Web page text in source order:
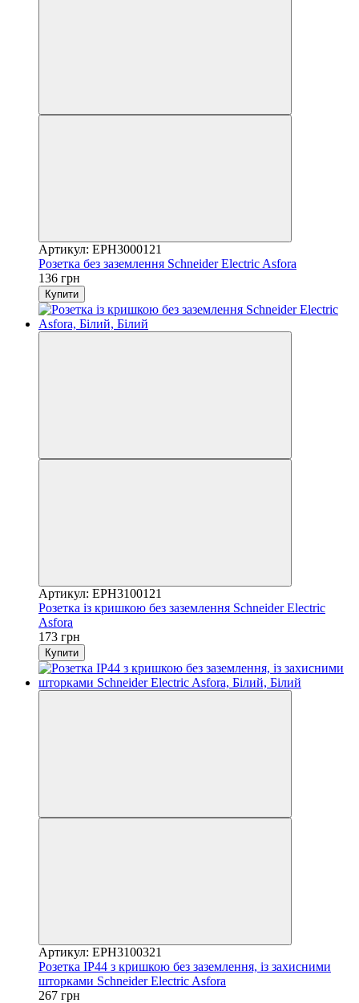
Артикул: EPH3000121
Розетка без заземлення Schneider Electric Asfora
136 грн
Купити
Артикул: EPH3100121
Розетка із кришкою без заземлення Schneider Electric
Asfora
173 грн
Купити
Артикул: EPH3100321
Розетка IP44 з кришкою без заземлення, із захисними
шторками Schneider Electric Asfora
267 грн